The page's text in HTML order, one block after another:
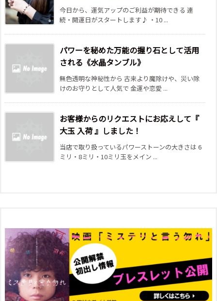
今日から、運気アップのご利益が期待できる 連
続・開運日がスタートします♪ ・10 ...
パワーを秘めた万能の握り石として活用
される《水晶タンブル》
無色透明な神秘性から 古来より魔除けや、災い除
けのお守りとして人気で 金運や恋愛 ...
お客様からのリクエストにお応えして『
大玉 入荷 』しました！
当店で取り扱っているパワーストーンの大きさは 6
ミリ・8ミリ・10ミリ玉をメイン ...